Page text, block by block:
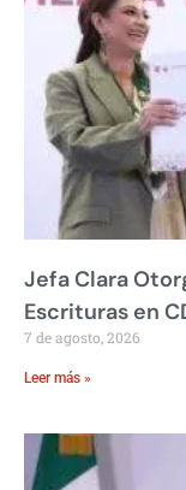
Jefa Clara
Escrituras en
7 de agosto, 2026
Leer más »